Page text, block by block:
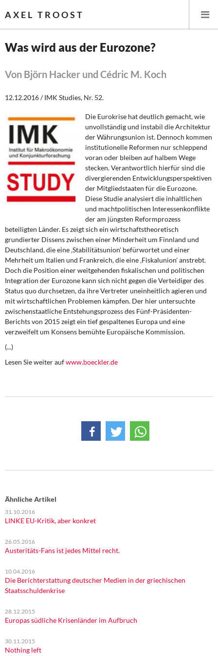
AXEL TROOST
Leitlinien linker Wirtschafts- und Finanzpolitik
Wirtschaftspolitik
Steuer- und Finanzpolitik
Öffentliche Infrastruktur und Daseinsvorsorge
Eurokrise und Griechenland
Weitere Themen
Memo-Gruppe
Institut Solidarische Moderne
Rosa-Luxemburg-Stiftung
Über mich
Kontakt
Was wird aus der Eurozone?
Von Björn Hacker und Cédric M. Koch
12.12.2016 / IMK Studies, Nr. 52.
Die Eurokrise hat deutlich gemacht, wie
unvollständig und instabil die Architektur
der Währungsunion ist. Dennoch kommen
institutionelle Reformen nur schleppend
voran oder bleiben auf halbem Wege
stecken. Verantwortlich hierfür sind die
divergierenden Entwicklungsperspektiven
der Mitgliedstaaten für die Eurozone.
Diese Studie analysiert die inhaltlichen
und machtpolitischen Interessenkonflikte
der am jüngsten Reformprozess
beteiligten Länder. Es zeigt sich ein wirtschaftstheoretisch
grundierter Dissens zwischen einer Minderheit um Finnland und
Deutschland, die eine ‚Stabilitätsunion' befürwortet und einer
Mehrheit um Italien und Frankreich, die eine ‚Fiskalunion' anstrebt.
Doch die Position einer weitgehenden fiskalischen und politischen
Integration der Eurozone kann sich nicht gegen die Verteidiger des
Status quo durchsetzen, da ihre Vertreter uneinheitlich agieren und
mit wirtschaftlichen Problemen kämpfen. Der hier untersuchte
zwischenstaatliche Entstehungsprozess des Fünf-Präsidenten-
Berichts von 2015 zeigt ein tief gespaltenes Europa und eine
verzweifelt um Konsens bemühte Europäische Kommission.
(...)
Lesen Sie weiter aufwww.boeckler.de
Ähnliche Artikel
31.10.2016
LINKE EU-Kritik, aber konkret
26.05.2016
Austeritäts-Fans ist jedes Mittel recht.
10.04.2016
Die Berichterstattung deutscher Medien in der griechischen
Staatsschuldenkrise
28.12.2015
Europas südliche Krisenländer im Aufbruch
30.11.2015
Nothing left